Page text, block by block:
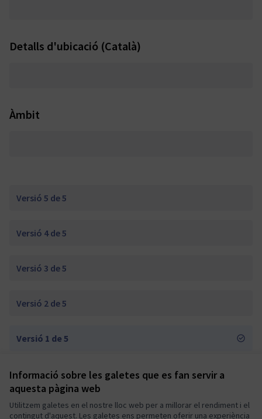
Informació sobre les galetes que es fan servir a
aquesta pàgina web
Utilitzem galetes en el nostre lloc web per a millorar el rendiment i el
contingut d'aquest. Les galetes ens permeten oferir una experiència
Detalls d'ubicació (Català)
Àmbit
Versió 5 de 5
Versió 4 de 5
Versió 3 de 5
Versió 2 de 5
Versió 1 de 5
Termes i condicions d'ús
Configuració de les galetes
Mautic Community Portal a X
Mautic Community Portal a Facebook
Mautic Community Portal a Instagram
Mautic Community Portal a YouTube
Mautic Community Portal a GitHub